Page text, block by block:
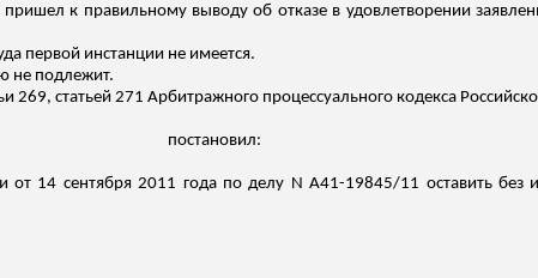
пришел к правильному выводу об отказе в удовлетворении
первой инстанции не имеется.
не подлежит.
269, статьей 271 Арбитражного процессуального кодекса
постановил:
от 14 сентября 2011 года по делу N А41-19845/11 оставить